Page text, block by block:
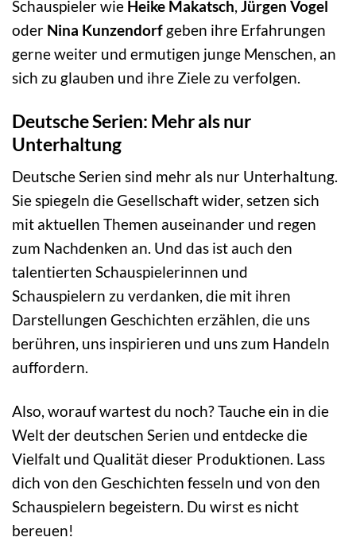
Schauspieler wie Heike Makatsch, Jürgen Vogel
oder Nina Kunzendorf geben ihre Erfahrungen
gerne weiter und ermutigen junge Menschen, an
sich zu glauben und ihre Ziele zu verfolgen.
Deutsche Serien: Mehr als nur
Unterhaltung
Deutsche Serien sind mehr als nur Unterhaltung.
Sie spiegeln die Gesellschaft wider, setzen sich
mit aktuellen Themen auseinander und regen
zum Nachdenken an. Und das ist auch den
talentierten Schauspielerinnen und
Schauspielern zu verdanken, die mit ihren
Darstellungen Geschichten erzählen, die uns
berühren, uns inspirieren und uns zum Handeln
auffordern.
Also, worauf wartest du noch? Tauche ein in die
Welt der deutschen Serien und entdecke die
Vielfalt und Qualität dieser Produktionen. Lass
dich von den Geschichten fesseln und von den
Schauspielern begeistern. Du wirst es nicht
bereuen!